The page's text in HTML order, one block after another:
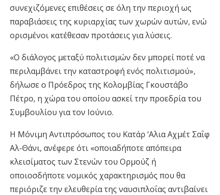
συνεχιζόμενες επιθέσεις σε όλη την περιοχή ως
παραβιάσεις της κυριαρχίας των χωρών αυτών, ενώ
ορισμένοι κατέθεσαν προτάσεις για λύσεις.
«Ο διάλογος μεταξύ πολιτισμών δεν μπορεί ποτέ να
περιλαμβάνει την καταστροφή ενός πολιτισμού»,
δήλωσε ο Πρόεδρος της Κολομβίας Γκουστάβο
Πέτρο, η χώρα του οποίου ασκεί την προεδρία του
Συμβουλίου για τον Ιούνιο.
Η Μόνιμη Αντιπρόσωπος του Κατάρ ‘Αλια Αχμέτ Σαΐφ
Αλ-Θάνι, ανέφερε ότι «οποιαδήποτε απόπειρα
κλεισίματος των Στενών του Ορμούζ ή
οποιοσδήποτε νομικός χαρακτηρισμός που θα
περιόριζε την ελευθερία της ναυσιπλοΐας αντιβαίνει